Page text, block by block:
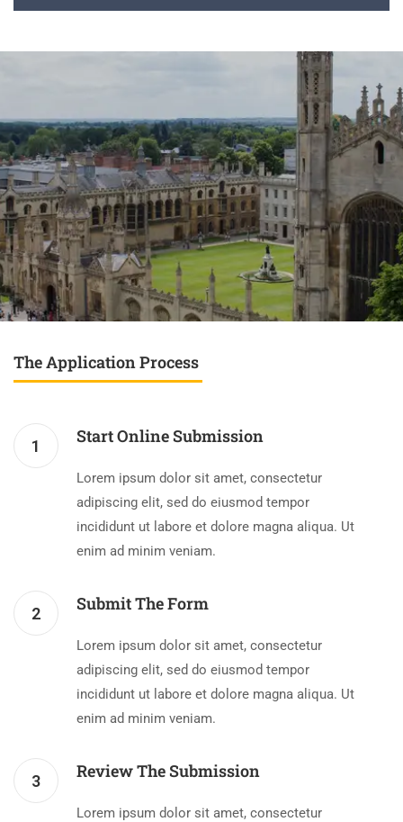
The Application Process
1 Start Online Submission
Lorem ipsum dolor sit amet, consectetur
adipiscing elit, sed do eiusmod tempor
incididunt ut labore et dolore magna aliqua. Ut
enim ad minim veniam.
2 Submit The Form
Lorem ipsum dolor sit amet, consectetur
adipiscing elit, sed do eiusmod tempor
incididunt ut labore et dolore magna aliqua. Ut
enim ad minim veniam.
3 Review The Submission
Lorem ipsum dolor sit amet, consectetur